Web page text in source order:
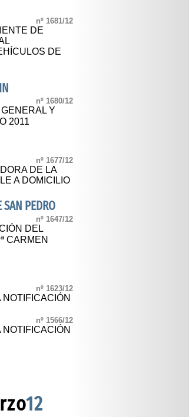
nº 1681/12
DE
DE
nº 1680/12
Y
2011
nº 1677/12
DE LA
A DOMICILIO
SAN PEDRO
nº 1647/12
DEL
CARMEN
nº 1623/12
nº 1566/12
12